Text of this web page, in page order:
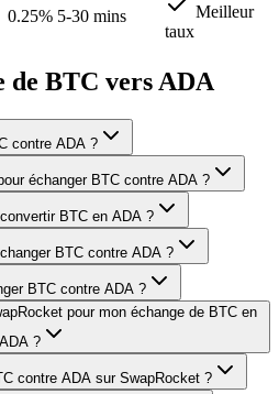
0.25% 5-30 mins
Meilleur
taux
de BTC vers ADA
contre ADA ?
échanger BTC contre ADA ?
BTC en ADA ?
BTC contre ADA ?
BTC contre ADA ?
pour mon échange de BTC en
ADA ?
contre ADA sur SwapRocket ?